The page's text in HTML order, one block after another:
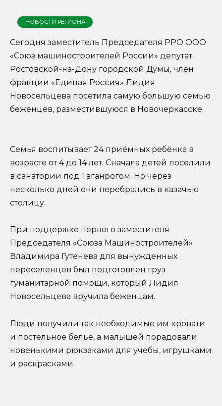
НОВОСТИ РЕГИОНА
Сегодня заместитель Председателя РРО ООО
«Союз машиностроителей России» депутат
Ростовской-на-Дону городской Думы, член
фракции «Единая Россия» Лидия
Новосельцева посетила самую большую семью
беженцев, разместившуюся в Новочеркасске.
Семья воспитывает 24 приёмных ребёнка в
возрасте от 4 до 14 лет. Сначала детей поселили
в санатории под Таганрогом. Но через
несколько дней они перебрались в казачью
столицу.
При поддержке первого заместителя
Председателя «Союза Машиностроителей»
Владимира Гутенева для вынужденных
переселенцев был подготовлен груз
гуманитарной помощи, который Лидия
Новосельцева вручила беженцам.
Люди получили так необходимые им кровати
и постельное белье, а малышей порадовали
новенькими рюкзаками для учебы, игрушками
и раскрасками.